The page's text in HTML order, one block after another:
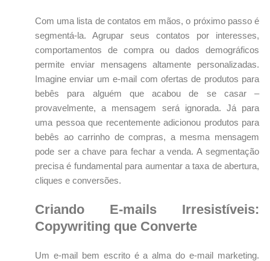
Com uma lista de contatos em mãos, o próximo passo é
segmentá-la. Agrupar seus contatos por interesses,
comportamentos de compra ou dados demográficos
permite enviar mensagens altamente personalizadas.
Imagine enviar um e-mail com ofertas de produtos para
bebês para alguém que acabou de se casar –
provavelmente, a mensagem será ignorada. Já para
uma pessoa que recentemente adicionou produtos para
bebês ao carrinho de compras, a mesma mensagem
pode ser a chave para fechar a venda. A segmentação
precisa é fundamental para aumentar a taxa de abertura,
cliques e conversões.
Criando E-mails Irresistíveis:
Copywriting que Converte
Um e-mail bem escrito é a alma do e-mail marketing.